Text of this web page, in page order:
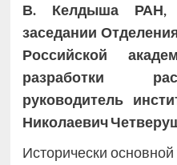
В. Келдыша РАН,
заседании
Российской
разработки
руководитель
Николаевич
Исторически